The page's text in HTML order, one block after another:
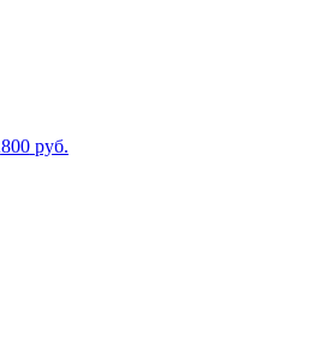
800 руб.